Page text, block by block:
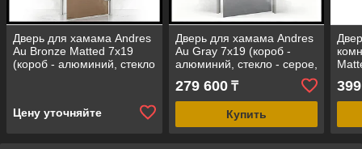
Дверь для хамама Andres
Au Bronze Matted 7х19
(короб - алюминий, стекло
Цену уточняйте
Дверь для хамама Andres
Au Gray 7х19 (короб -
алюминий, стекло - серое,
без порога)
279 600₸
Купить